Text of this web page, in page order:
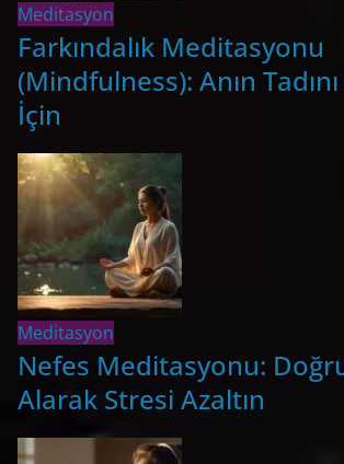
Meditasyon
Farkındalık Meditasyonu
(Mindfulness): Anın
İçin
Meditasyon
Nefes Meditasyonu:
Alarak Stresi Azaltın